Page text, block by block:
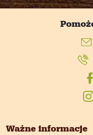
o
Ważne informacje